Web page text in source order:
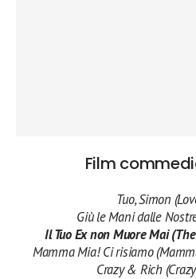
Film
Tuo, Simon
Giù le Mani dalle
Il Tuo Ex non Muore Mai
Mamma Mia! Ci risiamo
Crazy & Rich